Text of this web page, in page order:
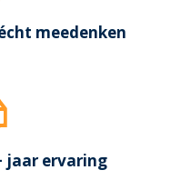
meedenken
jaar ervaring